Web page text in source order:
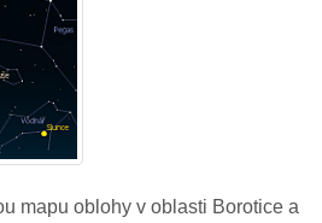
mapu oblohy v oblasti Borotice a